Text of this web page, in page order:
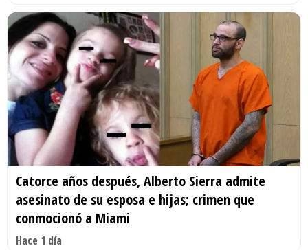
Catorce años después, Alberto Sierra admite
asesinato de su esposa e hijas; crimen que
conmocionó a Miami
Hace 1 día